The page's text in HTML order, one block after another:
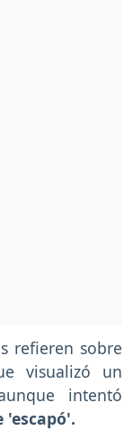
refieren sobre
visualizó un
intentó
'escapó'.